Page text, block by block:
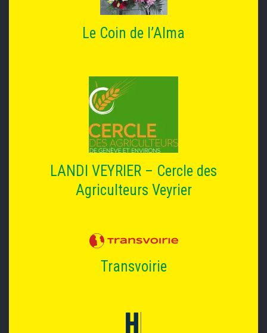
Le Coin de l’Alma
LANDI VEYRIER – Cercle des
Agriculteurs Veyrier
Transvoirie